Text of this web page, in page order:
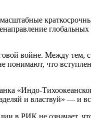
войне. Между тем, с
понимают, что
«Индо-
и властвуй» — и